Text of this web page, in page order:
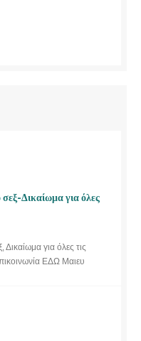
Δικαίωμα για όλες
για όλες τις
ΕΔΩ Μαιευ